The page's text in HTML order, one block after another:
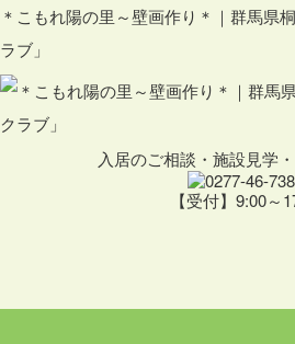
＊こもれ陽の里～壁画作り＊｜群馬県
ラブ」
入居のご相談・施設見学
【受付】9:00～